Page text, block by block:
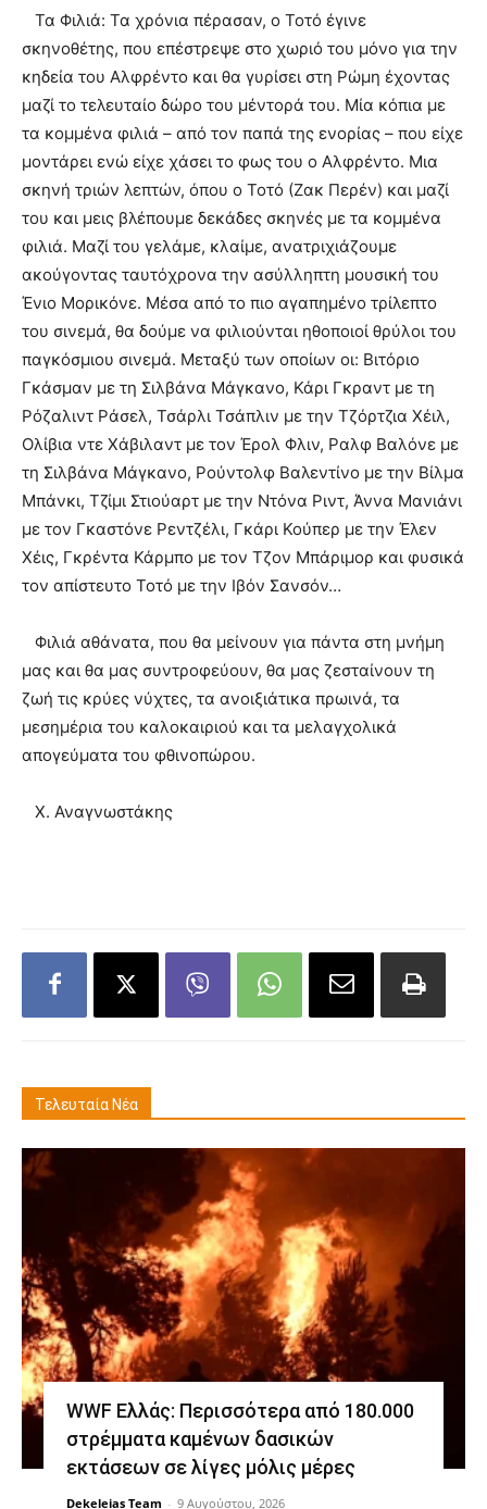
Τα Φιλιά: Τα χρόνια πέρασαν, ο Τοτό έγινε
σκηνοθέτης, που επέστρεψε στο χωριό του μόνο για την
κηδεία του Αλφρέντο και θα γυρίσει στη Ρώμη έχοντας
μαζί το τελευταίο δώρο του μέντορά του. Μία κόπια με
τα κομμένα φιλιά – από τον παπά της ενορίας – που είχε
μοντάρει ενώ είχε χάσει το φως του ο Αλφρέντο. Μια
σκηνή τριών λεπτών, όπου ο Τοτό (Ζακ Περέν) και μαζί
του και μεις βλέπουμε δεκάδες σκηνές με τα κομμένα
φιλιά. Μαζί του γελάμε, κλαίμε, ανατριχιάζουμε
ακούγοντας ταυτόχρονα την ασύλληπτη μουσική του
Ένιο Μορικόνε. Μέσα από το πιο αγαπημένο τρίλεπτο
του σινεμά, θα δούμε να φιλιούνται ηθοποιοί θρύλοι του
παγκόσμιου σινεμά. Μεταξύ των οποίων οι: Βιτόριο
Γκάσμαν με τη Σιλβάνα Μάγκανο, Κάρι Γκραντ με τη
Ρόζαλιντ Ράσελ, Τσάρλι Τσάπλιν με την Τζόρτζια Χέιλ,
Ολίβια ντε Χάβιλαντ με τον Έρολ Φλιν, Ραλφ Βαλόνε με
τη Σιλβάνα Μάγκανο, Ρούντολφ Βαλεντίνο με την Βίλμα
Μπάνκι, Τζίμι Στιούαρτ με την Ντόνα Ριντ, Άννα Μανιάνι
με τον Γκαστόνε Ρεντζέλι, Γκάρι Κούπερ με την Έλεν
Χέις, Γκρέντα Κάρμπο με τον Τζον Μπάριμορ και φυσικά
τον απίστευτο Τοτό με την Ιβόν Σανσόν…
Φιλιά αθάνατα, που θα μείνουν για πάντα στη μνήμη
μας και θα μας συντροφεύουν, θα μας ζεσταίνουν τη
ζωή τις κρύες νύχτες, τα ανοιξιάτικα πρωινά, τα
μεσημέρια του καλοκαιριού και τα μελαγχολικά
απογεύματα του φθινοπώρου.
Χ. Αναγνωστάκης
Τελευταία Νέα
WWF Ελλάς: Περισσότερα από 180.000
στρέμματα καμένων δασικών
εκτάσεων σε λίγες μόλις μέρες
Dekeleias Team - 9 Αυγούστου, 2026